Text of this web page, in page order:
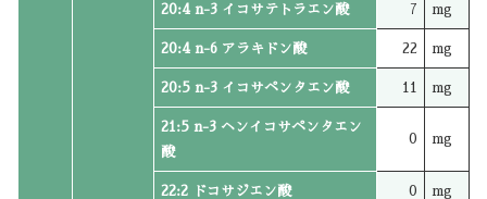
20:4 n-3 イコサテトラエン酸 7 mg
20:4 n-6 アラキドン酸 22 mg
20:5 n-3 イコサペンタエン酸 11 mg
21:5 n-3 ヘンイコサペンタエン
酸
0 mg
22:2 ドコサジエン酸 0 mg